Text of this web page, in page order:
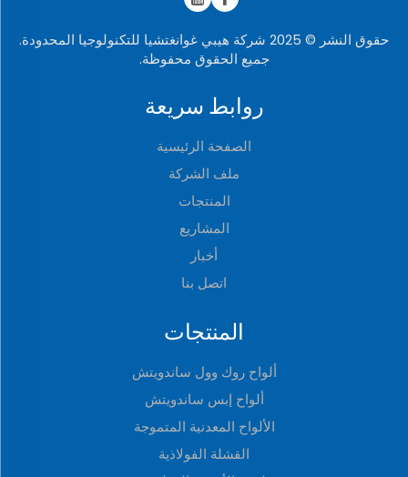
حقوق النشر © 2025 شركة هيبي غوانغتشيا للتكنولوجيا المحدودة.
جميع الحقوق محفوظة.
روابط سريعة
الصفحة الرئيسية
ملف الشركة
المنتجات
المشاريع
أخبار
اتصل بنا
المنتجات
ألواح روك وول ساندويتش
ألواح إبس ساندويتش
الألواح المعدنية المتموجة
القشلة الفولاذية